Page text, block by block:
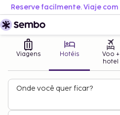
Viagens Hotéis
Voo +
hotel
Onde você quer ficar?